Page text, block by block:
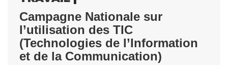
Campagne Nationale sur
l’utilisation des TIC
(Technologies de l’Information
et de la Communication)